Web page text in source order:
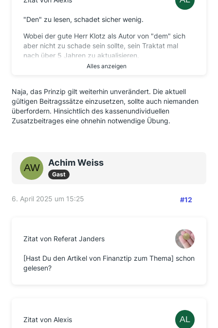
"Den" zu lesen, schadet sicher wenig.
Wobei der gute Herr Klotz als Autor von "dem" sich
aber nicht zu schade sein sollte, sein Traktat mal
nach über 5 Jahren zu aktualisieren.
Nur ein Beispiel schon im Entree:
Statt "im Durchschnitt15,7 %
Krankenkassenbeiträge" käme er mit "...21 %
Kranken- und Pflegekassenbeiträge" der heutigen
Wahrheit ein ganzes Stückchen näher.
betonen.
Aber vielleicht ist er auch schon nicht mehr am Set,
mehr nachbessern.
Alles anzeigen
Naja, das Prinzip gilt weiterhin unverändert. Die aktuell
gültigen Beitragssätze einzusetzen, sollte auch niemanden
überfordern. Hinsichtlich des kassenundividuellen
Zusatzbeitrages eine ohnehin notwendige Übung.
Achim Weiss
Gast
6. April 2025 um 15:25 #12
Zitat von Referat Janders
[Hast Du den Artikel von Finanztip zum Thema] schon
gelesen?
Zitat von Alexis